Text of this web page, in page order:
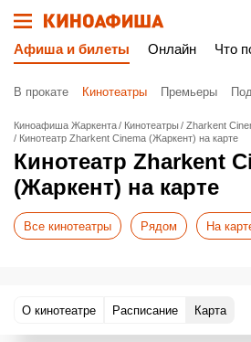
Афиша и билеты Онлайн Что
В прокате Кинотеатры Премьеры
Киноафиша Жаркента Кинотеатры
Zharkent
Кинотеатр Zharkent Cinema (Жаркент) на карте
Кинотеатр Zharkent
(Жаркент) на карте
Все кинотеатры Рядом На
О кинотеатре Расписание Карта